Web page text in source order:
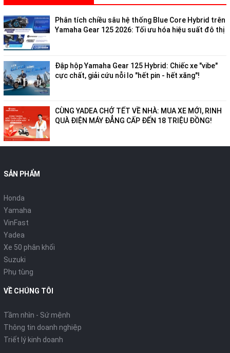
Phân tích chiều sâu hệ thống Blue Core Hybrid trên
Yamaha Gear 125 2026: Tối ưu hóa hiệu suất đô thị
Đập hộp Yamaha Gear 125 Hybrid: Chiếc xe "vibe"
cực chất, giải cứu nỗi lo "hết pin - hết xăng"!
CÙNG YADEA CHỞ TẾT VỀ NHÀ: MUA XE MỚI, RINH
QUÀ ĐIỆN MÁY ĐẲNG CẤP ĐẾN 18 TRIỆU ĐỒNG!
SẢN PHẨM
Honda
Yamaha
VinFast
Yadea
Xe 50 phân khối
Suzuki
Phụ tùng
VỀ CHÚNG TÔI
Tầm nhìn - Sứ mệnh
Thông tin doanh nghiệp
Triết lý kinh doanh